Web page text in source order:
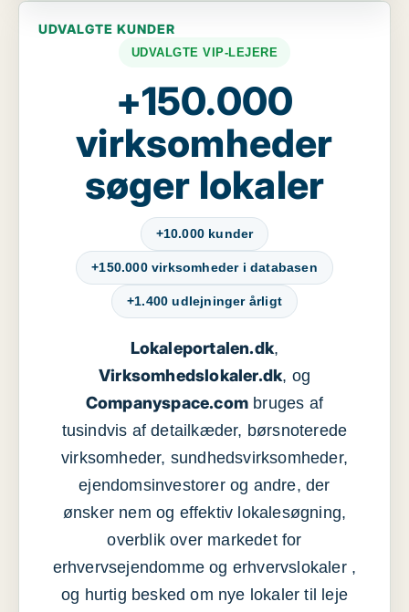
UDVALGTE KUNDER
UDVALGTE VIP-LEJERE
+150.000
virksomheder
søger lokaler
+10.000 kunder
+150.000 virksomheder i databasen
+1.400 udlejninger årligt
Lokaleportalen.dk,
Virksomhedslokaler.dk, og
Companyspace.com bruges af
tusindvis af detailkæder, børsnoterede
virksomheder, sundhedsvirksomheder,
ejendomsinvestorer og andre, der
ønsker nem og effektiv lokalesøgning,
overblik over markedet for
erhvervsejendomme og erhvervslokaler ,
og hurtig besked om nye lokaler til leje